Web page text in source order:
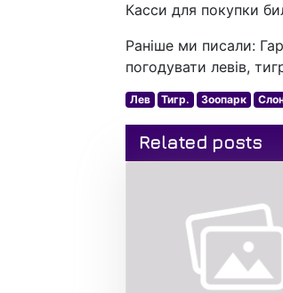
Касси для покупки
Раніше ми писали:
погодувати левів,
Лев Тигр. Зоопарк
Related posts